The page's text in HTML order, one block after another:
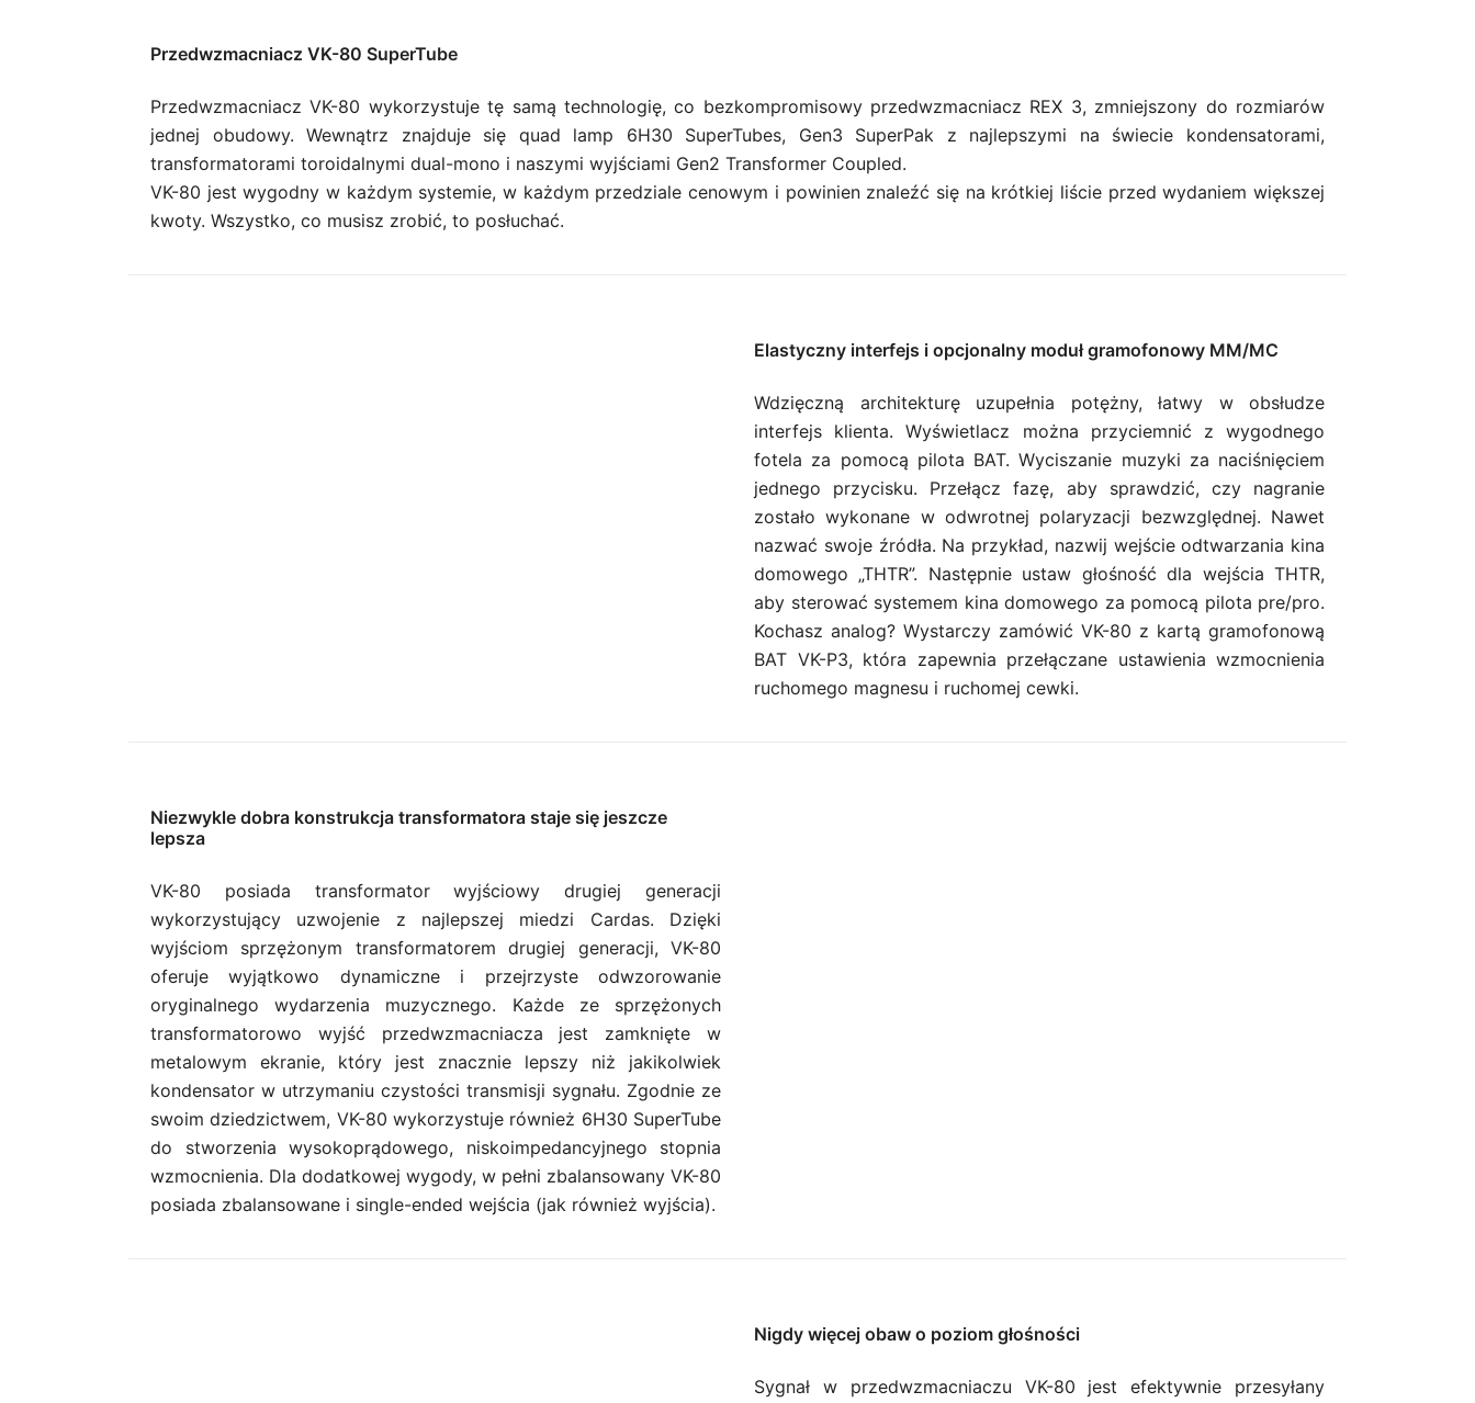
Przedwzmacniacz VK-80 SuperTube
Przedwzmacniacz VK-80 wykorzystuje tę samą technologię, co bezkompromisowy przedwzmacniacz REX 3, zmniejszony do rozmiarów
jednej obudowy. Wewnątrz znajduje się quad lamp 6H30 SuperTubes, Gen3 SuperPak z najlepszymi na świecie kondensatorami,
transformatorami toroidalnymi dual-mono i naszymi wyjściami Gen2 Transformer Coupled.
VK-80 jest wygodny w każdym systemie, w każdym przedziale cenowym i powinien znaleźć się na krótkiej liście przed wydaniem większej
kwoty. Wszystko, co musisz zrobić, to posłuchać.
Elastyczny interfejs i opcjonalny moduł gramofonowy MM/MC
Wdzięczną architekturę uzupełnia potężny, łatwy w obsłudze
interfejs klienta. Wyświetlacz można przyciemnić z wygodnego
fotela za pomocą pilota BAT. Wyciszanie muzyki za naciśnięciem
jednego przycisku. Przełącz fazę, aby sprawdzić, czy nagranie
zostało wykonane w odwrotnej polaryzacji bezwzględnej. Nawet
nazwać swoje źródła. Na przykład, nazwij wejście odtwarzania kina
domowego „THTR”. Następnie ustaw głośność dla wejścia THTR,
aby sterować systemem kina domowego za pomocą pilota pre/pro.
Kochasz analog? Wystarczy zamówić VK-80 z kartą gramofonową
BAT VK-P3, która zapewnia przełączane ustawienia wzmocnienia
ruchomego magnesu i ruchomej cewki.
Niezwykle dobra konstrukcja transformatora staje się jeszcze
lepsza
VK-80 posiada transformator wyjściowy drugiej generacji
wykorzystujący uzwojenie z najlepszej miedzi Cardas. Dzięki
wyjściom sprzężonym transformatorem drugiej generacji, VK-80
oferuje wyjątkowo dynamiczne i przejrzyste odwzorowanie
oryginalnego wydarzenia muzycznego. Każde ze sprzężonych
transformatorowo wyjść przedwzmacniacza jest zamknięte w
metalowym ekranie, który jest znacznie lepszy niż jakikolwiek
kondensator w utrzymaniu czystości transmisji sygnału. Zgodnie ze
swoim dziedzictwem, VK-80 wykorzystuje również 6H30 SuperTube
do stworzenia wysokoprądowego, niskoimpedancyjnego stopnia
wzmocnienia. Dla dodatkowej wygody, w pełni zbalansowany VK-80
posiada zbalansowane i single-ended wejścia (jak również wyjścia).
Nigdy więcej obaw o poziom głośności
Sygnał w przedwzmacniaczu VK-80 jest efektywnie przesyłany